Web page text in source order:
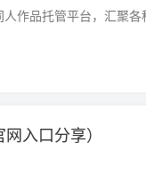
入口分享）